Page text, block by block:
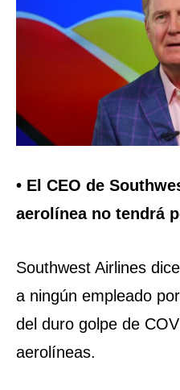
• El CEO de
aerolínea no tendrá
Southwest Airlines
a ningún empleado
del duro golpe de
aerolíneas.